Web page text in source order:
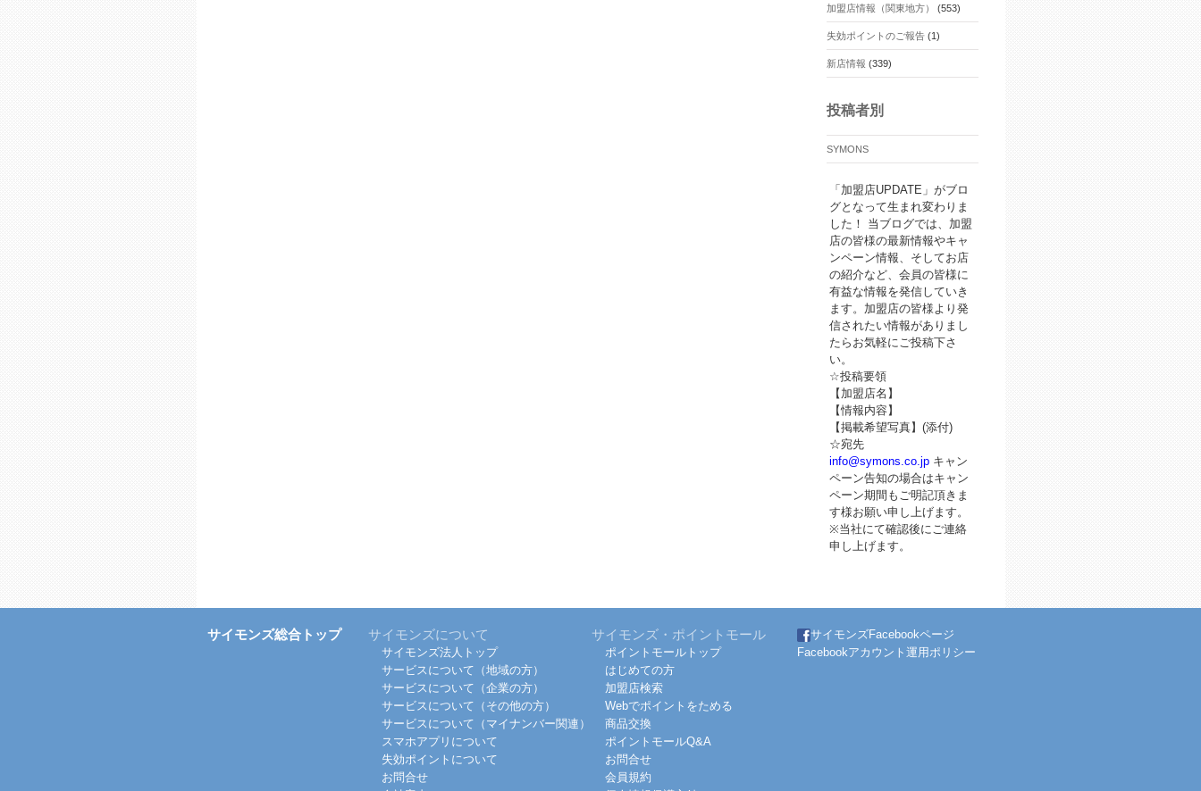
加盟店情報（関東地方） (553)
失効ポイントのご報告(1)
新店情報 (339)
投稿者別
SYMONS
「加盟店UPDATE」がブロ
グとなって生まれ変わりま
した！ 当ブログでは、加盟
店の皆様の最新情報やキャ
ンペーン情報、そしてお店
の紹介など、会員の皆様に
有益な情報を発信していき
ます。加盟店の皆様より発
信されたい情報がありまし
たらお気軽にご投稿下さ
い。
☆投稿要領
【加盟店名】
【情報内容】
【掲載希望写真】(添付)
☆宛先
info@symons.co.jpキャン
ペーン告知の場合はキャン
ペーン期間もご明記頂きま
す様お願い申し上げます。
※当社にて確認後にご連絡
申し上げます。
サイモンズ総合トップ サイモンズについて
サイモンズ法人トップ
サービスについて（地域の方）
サービスについて（企業の方）
サービスについて（その他の方）
サービスについて（マイナンバー関連）
スマホアプリについて
失効ポイントについて
お問合せ
サイモンズ・ポイントモール
ポイントモールトップ
はじめての方
加盟店検索
Webでポイントをためる
商品交換
ポイントモールQ&A
お問合せ
会員規約
サイモンズFacebookページ
Facebookアカウント運用ポリシー